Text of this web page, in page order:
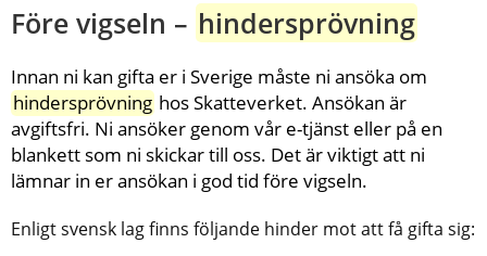
Före vigseln – hindersprövning
Innan ni kan gifta er i Sverige måste ni ansöka om
hindersprövning hos Skatteverket. Ansökan är
avgiftsfri. Ni ansöker genom vår e-tjänst eller på en
blankett som ni skickar till oss. Det är viktigt att ni
lämnar in er ansökan i god tid före vigseln.
Enligt svensk lag finns följande hinder mot att få gifta sig: